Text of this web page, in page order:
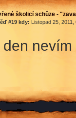
školicí schůze -
#19 kdy: Listopad 25,
den